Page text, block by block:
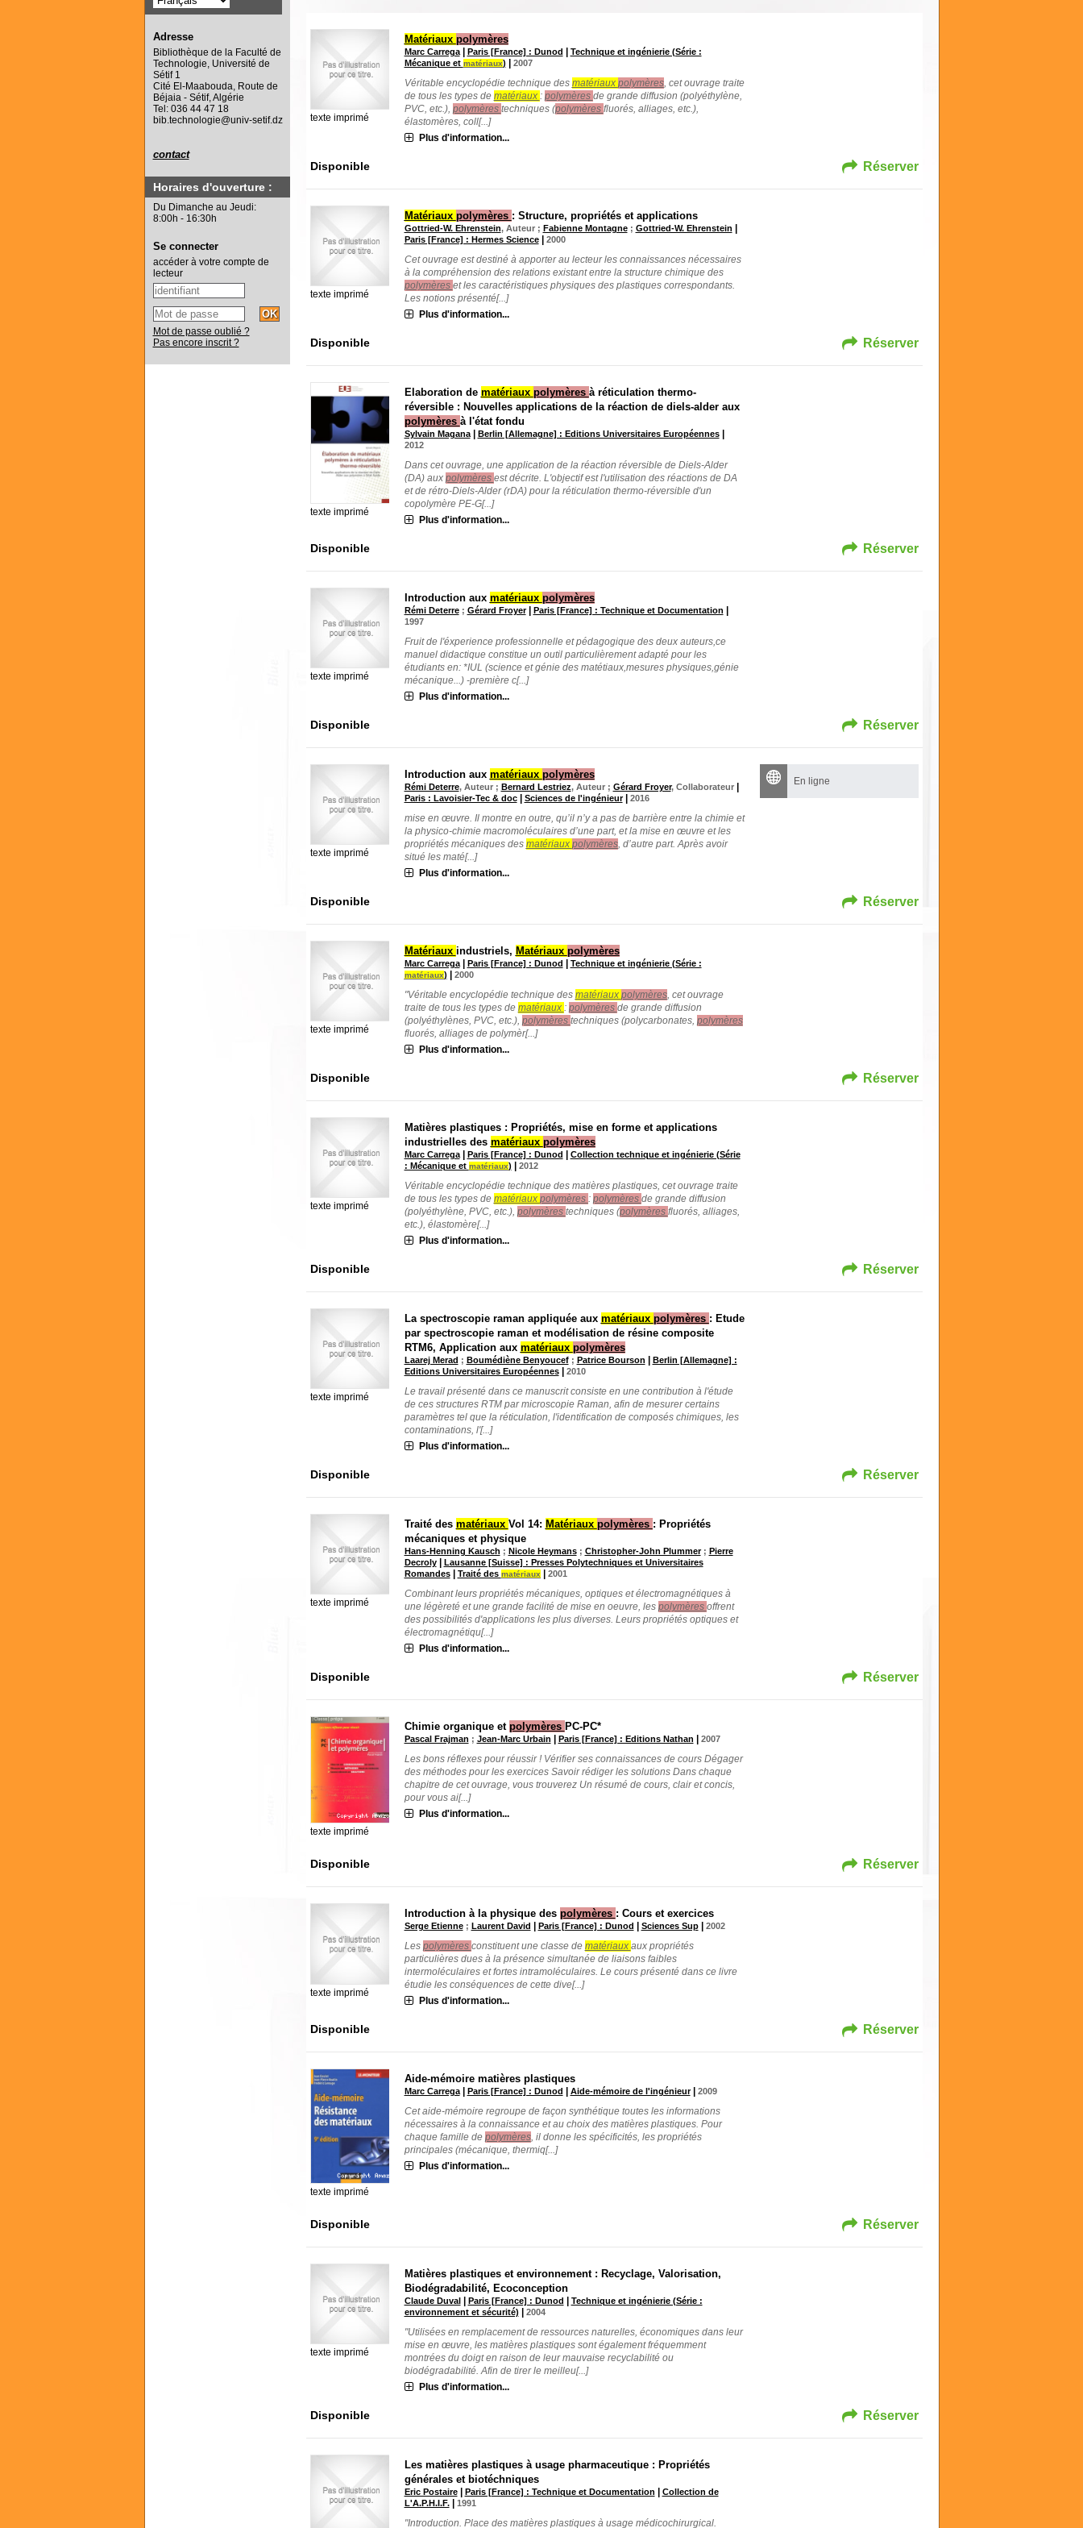
texte imprimé
Matériaux polymères
Marc Carrega Paris [France] : Dunod
Technique et ingénierie (Série :
Mécanique et matériaux) 2007
Véritable encyclopédie technique des matériaux polymères, cet ouvrage traite
de tous les types de matériaux : polymères de grande diffusion (polyéthylène,
PVC, etc.), polymères techniques (polymères fluorés, alliages, etc.),
élastomères, coll[...]
Plus d'information...
Réserver
Disponible
texte imprimé
Matériaux polymères : Structure, propriétés et applications
Gottried-W. Ehrenstein, Auteur ; Fabienne Montagne; Gottried-W. Ehrenstein
Paris [France] : Hermes Science| 2000
Cet ouvrage est destiné à apporter au lecteur les connaissances nécessaires
à la compréhension des relations existant entre la structure chimique des
polymères et les caractéristiques physiques des plastiques correspondants.
Les notions présenté[...]
Plus d'information...
Réserver
Disponible
texte imprimé
Elaboration de matériaux polymères à réticulation thermo-
réversible : Nouvelles applications de la réaction de diels-alder aux
polymères à l'état fondu
Sylvain Magana Berlin [Allemagne] : Editions Universitaires Européennes|
2012
Dans cet ouvrage, une application de la réaction réversible de Diels-Alder
(DA) aux polymères est décrite. L'objectif est l'utilisation des réactions de DA
et de rétro-Diels-Alder (rDA) pour la réticulation thermo-réversible d'un
copolymère PE-G[...]
Plus d'information...
Réserver
Disponible
texte imprimé
Introduction aux matériaux polymères
Rémi Deterre; Gérard Froyer Paris [France] : Technique et Documentation
1997
Fruit de l'éxperience professionnelle et pédagogique des deux auteurs,ce
manuel didactique constitue un outil particulièrement adapté pour les
étudiants en: *IUL (science et génie des matétiaux,mesures physiques,génie
mécanique...) -première c[...]
Plus d'information...
Réserver
Disponible
texte imprimé
Introduction aux matériaux polymères
Rémi Deterre, Auteur ; Bernard Lestriez, Auteur ; Gérard Froyer, Collaborateur
Paris : Lavoisier-Tec & doc| Sciences de l'ingénieur| 2016
mise en œuvre. Il montre en outre, qu’il n’y a pas de barrière entre la chimie et
la physico-chimie macromoléculaires d’une part, et la mise en œuvre et les
propriétés mécaniques des matériaux polymères, d’autre part. Après avoir
situé les maté[...]
Plus d'information...
En ligne
Réserver
Disponible
texte imprimé
Matériaux industriels, Matériaux polymères
Marc Carrega Paris [France] : Dunod Technique et ingénierie (Série :
matériaux) 2000
"Véritable encyclopédie technique des matériaux polymères, cet ouvrage
traite de tous les types de matériaux : polymères de grande diffusion
(polyéthylènes, PVC, etc.), polymères techniques (polycarbonates, polymères
fluorés, alliages de polymèr[...]
Plus d'information...
Réserver
Disponible
texte imprimé
Matières plastiques : Propriétés, mise en forme et applications
industrielles des matériaux polymères
Marc Carrega Paris [France] : Dunod
Collection technique et ingénierie (Série
: Mécanique et matériaux) 2012
Véritable encyclopédie technique des matières plastiques, cet ouvrage traite
de tous les types de matériaux polymères : polymères de grande diffusion
(polyéthylène, PVC, etc.), polymères techniques (polymères fluorés, alliages,
etc.), élastomère[...]
Plus d'information...
Réserver
Disponible
texte imprimé
La spectroscopie raman appliquée aux matériaux polymères : Etude
par spectroscopie raman et modélisation de résine composite
RTM6, Application aux matériaux polymères
Laarej Merad ; Boumédiène Benyoucef; Patrice Bourson
Berlin [Allemagne] :
Editions Universitaires Européennes| 2010
Le travail présenté dans ce manuscrit consiste en une contribution à l'étude
de ces structures RTM par microscopie Raman, afin de mesurer certains
paramètres tel que la réticulation, l'identification de composés chimiques, les
contaminations, l'[...]
Plus d'information...
Réserver
Disponible
texte imprimé
Traité des matériaux Vol 14: Matériaux polymères : Propriétés
mécaniques et physique
Hans-Henning Kausch ; Nicole Heymans; Christopher-John Plummer; Pierre
Decroly
Lausanne [Suisse] : Presses Polytechniques et Universitaires
Romandes| Traité des matériaux| 2001
Combinant leurs propriétés mécaniques, optiques et électromagnétiques à
une légèreté et une grande facilité de mise en oeuvre, les polymères offrent
des possibilités d'applications les plus diverses. Leurs propriétés optiques et
électromagnétiqu[...]
Plus d'information...
Réserver
Disponible
texte imprimé
Chimie organique et polymères PC-PC*
Pascal Frajman ; Jean-Marc Urbain Paris [France] : Editions Nathan 2007
Les bons réflexes pour réussir ! Vérifier ses connaissances de cours Dégager
des méthodes pour les exercices Savoir rédiger les solutions Dans chaque
chapitre de cet ouvrage, vous trouverez Un résumé de cours, clair et concis,
pour vous ai[...]
Plus d'information...
Réserver
Disponible
texte imprimé
Introduction à la physique des polymères : Cours et exercices
Serge Etienne; Laurent David Paris [France] : Dunod Sciences Sup| 2002
Les polymères constituent une classe de matériaux aux propriétés
particulières dues à la présence simultanée de liaisons faibles
intermoléculaires et fortes intramoléculaires. Le cours présenté dans ce livre
étudie les conséquences de cette dive[...]
Plus d'information...
Réserver
Disponible
texte imprimé
Aide-mémoire matières plastiques
Marc Carrega Paris [France] : Dunod Aide-mémoire de l'ingénieur| 2009
Cet aide-mémoire regroupe de façon synthétique toutes les informations
nécessaires à la connaissance et au choix des matières plastiques. Pour
chaque famille de polymères, il donne les spécificités, les propriétés
principales (mécanique, thermiq[...]
Plus d'information...
Réserver
Disponible
texte imprimé
Matières plastiques et environnement : Recyclage, Valorisation,
Biodégradabilité, Ecoconception
Claude Duval | Paris [France] : Dunod | Technique et ingénierie (Série :
environnement et sécurité) | 2004
"Utilisées en remplacement de ressources naturelles, économiques dans leur
mise en œuvre, les matières plastiques sont également fréquemment
montrées du doigt en raison de leur mauvaise recyclabilité ou
biodégradabilité. Afin de tirer le meilleu[...]
Plus d'information...
Réserver
Disponible
Les matières plastiques à usage pharmaceutique : Propriétés
générales et biotéchniques
Eric Postaire | Paris [France] : Technique et Documentation | Collection de
L'A.P.H.I.F.| 1991
"Introduction. Place des matières plastiques à usage médicochirurgical.
Adresse
Bibliothèque de la Faculté de
Technologie, Université de
Sétif 1
Cité El-Maabouda, Route de
Béjaia - Sétif, Algérie
Tel: 036 44 47 18
bib.technologie@univ-setif.dz
contact
Horaires d'ouverture :
Du Dimanche au Jeudi:
8:00h - 16:30h
Se connecter
accéder à votre compte de
lecteur
Mot de passe oublié ?
Pas encore inscrit ?